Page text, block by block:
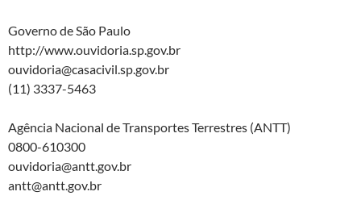
Governo de São Paulo
http://www.ouvidoria.sp.gov.br
ouvidoria@casacivil.sp.gov.br
(11) 3337-5463
Agência Nacional de Transportes Terrestres (ANTT)
0800-610300
ouvidoria@antt.gov.br
antt@antt.gov.br